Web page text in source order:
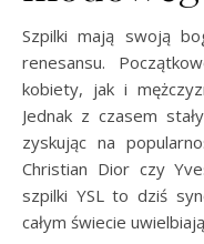
Szpilki mają swoją
renesansu.
kobiety, jak i
Jednak z czasem
zyskując na
Christian Dior czy
szpilki YSL to dziś
całym świecie